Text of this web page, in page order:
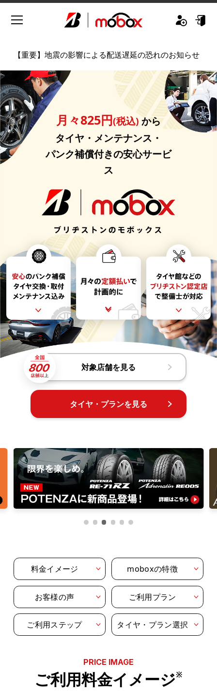
【重要】 地震の影響による配送遅延の恐れのお知らせ
月々825円(税込) から
タイヤ・メンテナンス・
パンク補償付きの安心サービ
ス
対象店舗を見る
タイヤ・プランを見る
料金イメージ moboxの特徴
お客様の声 ご利用プラン
ご利用ステップ タイヤ・プラン選択
PRICE IMAGE
ご利用料金イメージ※